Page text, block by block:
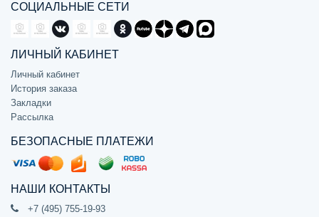
СОЦИАЛЬНЫЕ СЕТИ
ЛИЧНЫЙ КАБИНЕТ
Личный кабинет
История заказа
Закладки
Рассылка
БЕЗОПАСНЫЕ ПЛАТЕЖИ
НАШИ КОНТАКТЫ
+7 (495) 755-19-93